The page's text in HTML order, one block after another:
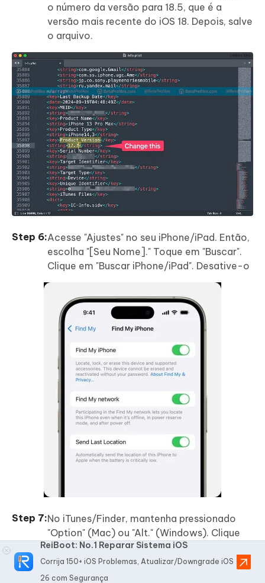
o número da versão para 18.5, que é a
versão mais recente do iOS 18. Depois, salve
o arquivo.
Acesse "Ajustes" no seu iPhone/iPad. Então,
escolha "[Seu Nome]." Toque em "Buscar".
Clique em "Buscar iPhone/iPad". Desative-o
No iTunes/Finder, mantenha pressionado
"Option" (Mac) ou "Alt." (Windows). Clique
em "Restaurar iPhone/iPad."
ReiBoot: No.1 Reparar Sistema iOS
Corrija 150+ iOS Problemas, Atualizar/Downgrade iOS
26 com Segurança